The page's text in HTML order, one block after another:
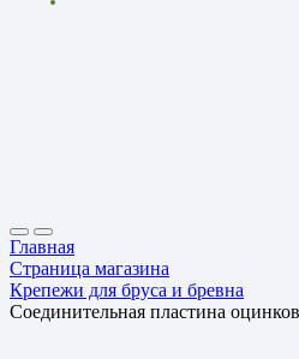
Главная
Страница магазина
Крепежи для бруса и бревна
Соединительная пластина